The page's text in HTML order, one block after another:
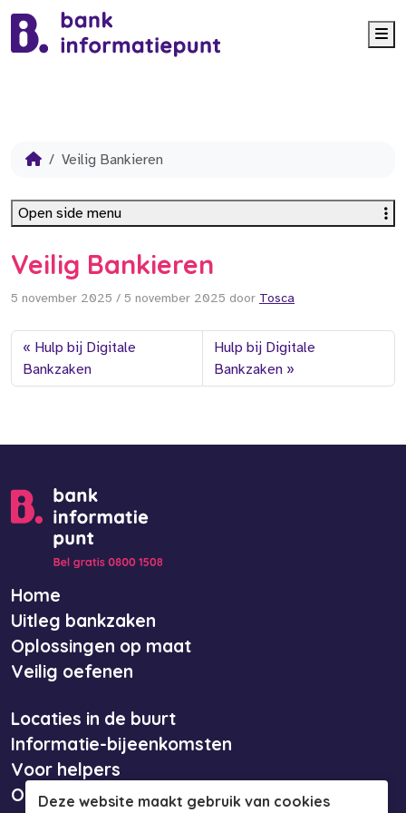
Veilig Bankieren
Veilig Bankieren
5 november 2025 / 5 november 2025 door Tosca
Hulp bij Digitale
Bankzaken
Hulp bij Digitale
Bankzaken
Open side menu
Home
Uitleg bankzaken
Oplossingen op maat
Veilig oefenen
Locaties in de buurt
Informatie-bijeenkomsten
Voor helpers
Over ons
Deze website maakt gebruik van cookies